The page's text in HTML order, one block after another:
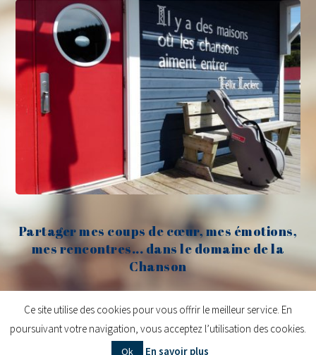
Partager mes coups de cœur, mes émotions,
mes rencontres... dans le domaine de la
Chanson
Claude Fèvre
Ce site utilise des cookies pour vous offrir le meilleur service. En
poursuivant votre navigation, vous acceptez l’utilisation des cookies.
Ok En savoir plus